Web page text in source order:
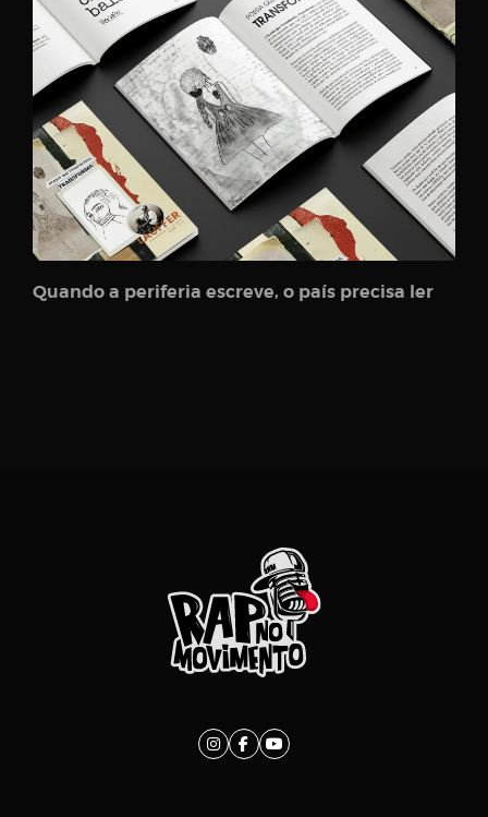
Quando a periferia escreve, o país precisa ler